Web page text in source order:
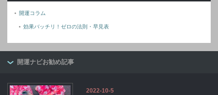
開運コラム
効果バッチリ！ゼロの法則・早見表
開運ナビお勧め記事
2022-10-5